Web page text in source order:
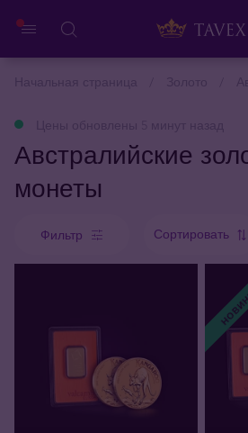
Австралийские
монеты
Фильтр Сортировать